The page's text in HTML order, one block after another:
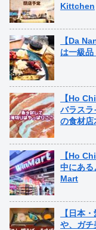
Kittchen
【Da
は一級
【Ho
バラスラ
の食材店
【Ho
中にある
Mart
【日本
や、ガチ